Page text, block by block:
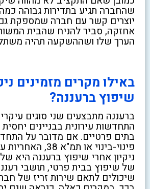
שהחברה תגיע בתדירות גבוהה
יוצרים קשר עם חברה שמספקת גם
אחזקה, סביר להניח שהבית
הערך שלו ושההשקעה תהיה
באילו מקרים מזמינים
שיפוץ ברעננה?
ברעננה מתבצעים שני סוגים
התחדשות עירונית בבניינים
בתים פרטיים. אם מדובר על
פינוי-בינוי או
ניקיון אחרי שיפוץ ברעננה היא
של שיפוץ בבית פרטי, תושבי
שיכולים לתאם שירות זריז של